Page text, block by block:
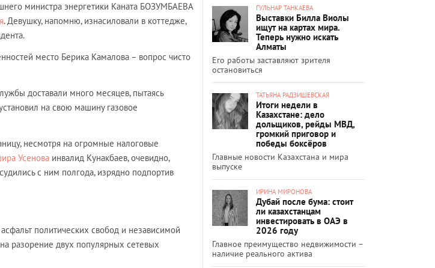
министра энергетики Каната БОЗУМБАЕВА
. Девушку, напомню, изнасиловали в коттедже,
место Берика Камалова – вопрос чисто
доставали много месяцев, пытаясь
на свою машину газовое
несмотря на огромные налоговые
Усенова инвалид Кунакбаев, очевидно,
с ним полгода, изрядно подпортив
политических свобод и независимой
разорение двух популярных сетевых
ГУЛЬНАР ТАНКАЕВА
Выставки Билла Виолы
ищут на картах мира.
Теперь нужно искать
Алматы
Его работы заставляют зрителя
остановиться
ТАТЬЯНА РАДЗИШЕВСКАЯ
Итоги недели в
Казахстане: дело
дольщиков, рейды МВД,
громкий приговор и
победы боксёров
Главные новости Казахстана и мира
выпуске
ИРИНА МИРОНОВА
Дубай после бума: стоит
ли казахстанцам
инвестировать в ОАЭ в
2026 году
Главное преимущество недвижимости –
наличие реального актива